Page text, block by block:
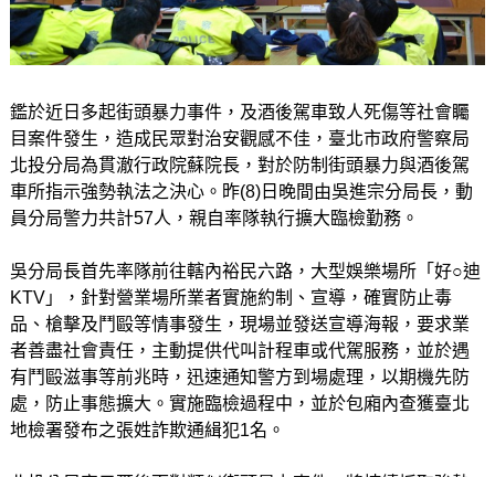
鑑於近日多起街頭暴力事件，及酒後駕車致人死傷等社會矚
目案件發生，造成民眾對治安觀感不佳，臺北市政府警察局
北投分局為貫澈行政院蘇院長，對於防制街頭暴力與酒後駕
車所指示強勢執法之決心。昨(8)日晚間由吳進宗分局長，動
員分局警力共計57人，親自率隊執行擴大臨檢勤務。
吳分局長首先率隊前往轄內裕民六路，大型娛樂場所「好○迪
KTV」，針對營業場所業者實施約制、宣導，確實防止毒
品、槍擊及鬥毆等情事發生，現場並發送宣導海報，要求業
者善盡社會責任，主動提供代叫計程車或代駕服務，並於遇
有鬥毆滋事等前兆時，迅速通知警方到場處理，以期機先防
處，防止事態擴大。實施臨檢過程中，並於包廂內查獲臺北
地檢署發布之張姓詐欺通緝犯1名。